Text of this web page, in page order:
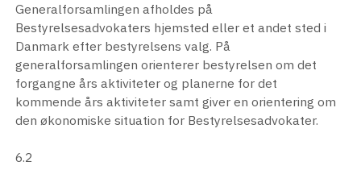
Generalforsamlingen afholdes på
Bestyrelsesadvokaters hjemsted eller et andet sted i
Danmark efter bestyrelsens valg. På
generalforsamlingen orienterer bestyrelsen om det
forgangne års aktiviteter og planerne for det
kommende års aktiviteter samt giver en orientering om
den økonomiske situation for Bestyrelsesadvokater.
6.2